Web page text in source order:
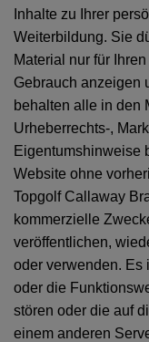
Inhalte zu Ihrer
Weiterbildung. Sie
Material nur für
Gebrauch anzeigen
behalten alle in den
Urheberrechts-,
Eigentumshinweise
Website ohne
Topgolf Callaway
kommerzielle
veröffentlichen,
oder verwenden. Es
oder die
stören oder die auf
einem anderen